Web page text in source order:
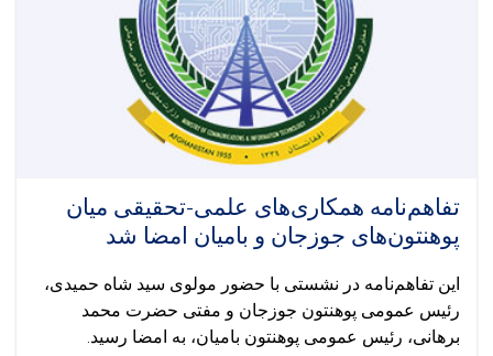
تفاهم‌نامه همکاری‌های علمی-تحقیقی میان
پوهنتون‌های جوزجان و بامیان امضا شد
این تفاهم‌نامه در نشستی با حضور مولوی سید شاه حمیدی،
رئیس عمومی پوهنتون جوزجان و مفتی حضرت محمد
برهانی، رئیس عمومی پوهنتون بامیان، به امضا رسید.